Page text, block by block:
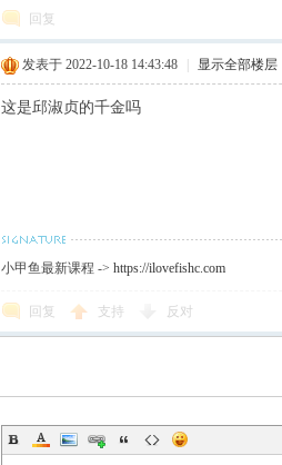
回复
发表于 2022-10-18 14:43:48 显示全部楼层
这是邱淑贞的千金吗
小甲鱼最新课程 ->https://ilovefishc.com
回复 支持 反对